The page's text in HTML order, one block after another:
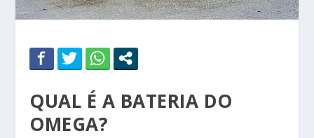
QUAL É A BATERIA DO
OMEGA?